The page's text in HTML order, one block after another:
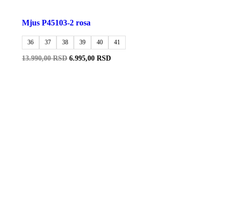
Mjus P45103-2 rosa
36 37 38 39 40 41
13.990,00RSD Originalna
6.995,00RSDTrenutna